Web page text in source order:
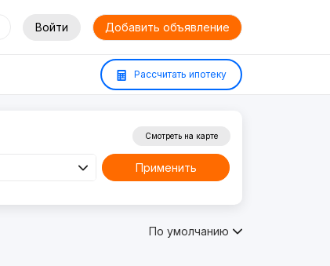
Войти Добавить объявление
Рассчитать ипотеку
Смотреть на карте
Применить
По умолчанию